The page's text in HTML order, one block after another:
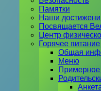
Памятки
Наши
Посвящается
Центр
Горячее питание
Общая
Меню